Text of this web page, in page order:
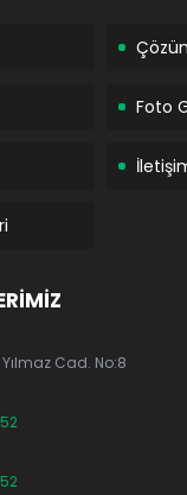
Foto
Cad. No:8